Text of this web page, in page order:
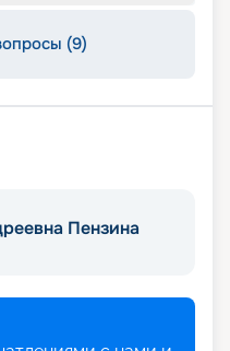
(9)
Пензина